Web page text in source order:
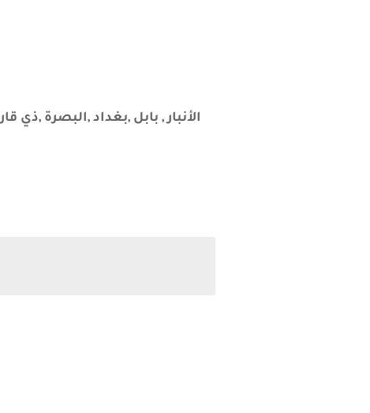
الأنبار , بابل ,بغداد ,البصرة